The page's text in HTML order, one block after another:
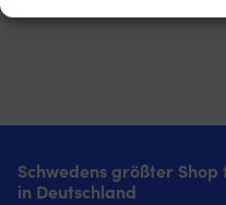
Schwedens größter
in Deutschland